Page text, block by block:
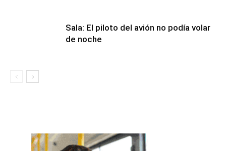
Sala: El piloto del avión no podía volar
de noche